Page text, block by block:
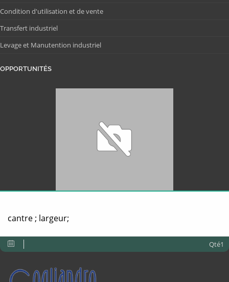
Condition d'utilisation et de vente
Transfert industriel
Levage et Manutention industriel
OPPORTUNITÉS
cantre ; largeur;
Qté1